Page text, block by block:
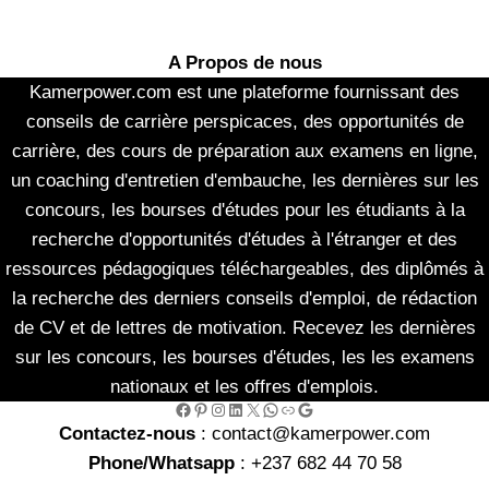
A Propos de nous
Kamerpower.com est une plateforme fournissant des
conseils de carrière perspicaces, des opportunités de
carrière, des cours de préparation aux examens en ligne,
un coaching d'entretien d'embauche, les dernières sur les
concours, les bourses d'études pour les étudiants à la
recherche d'opportunités d'études à l'étranger et des
ressources pédagogiques téléchargeables, des diplômés à
la recherche des derniers conseils d'emploi, de rédaction
de CV et de lettres de motivation. Recevez les dernières
sur les concours, les bourses d'études, les les examens
nationaux et les offres d'emplois.
Facebook Pinterest InstagramLinkedIn X WhatsApp Link Google
Contactez-nous : contact@kamerpower.com
Phone/Whatsapp: +237 682 44 70 58